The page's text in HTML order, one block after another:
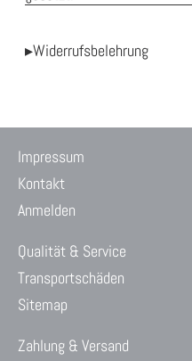
▸Widerrufsbelehrung
Impressum
Kontakt
Anmelden
Qualität & Service
Transportschäden
Sitemap
Zahlung & Versand